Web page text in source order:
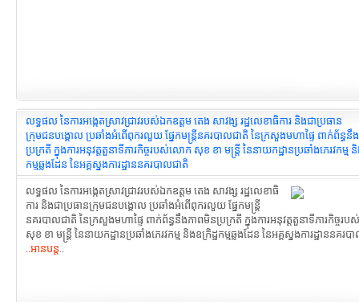
លទ្ធផល នៃការអង្កេតស្រាវជ្រាវរបស់ឯកឧត្តម តេង សាវង្ស រដ្ឋលេខាធិការ និងជាប្រធាន
ក្រុមជនបង្គោល ប្រឆាំងអំពើពុករលួយ ផ្នែកមន្ត្រីនគរបាលជាតិ នៃក្រសួងមហាផ្ទៃ ពាក់ព័ន្ធនឹ
ប្រក្រតី ក្នុងការអនុវត្តតួនាទីភារកិច្ចរបស់លោក សុខ ខា មន្រ្តី នៃនាយកដ្ឋានប្រឆាំងភេរវកម្ម និ
កម្មឆ្លងដែន នៃអគ្គស្នងការដ្ឋាននគរបាលជាតិ
លទ្ធផល នៃការអង្កេតស្រាវជ្រាវរបស់ឯកឧត្តម តេង សាវង្ស រដ្ឋលេខាធិ
ការ និងជាប្រធានក្រុមជនបង្គោល ប្រឆាំងអំពើពុករលួយ ផ្នែកមន្ត្រី
នគរបាលជាតិ នៃក្រសួងមហាផ្ទៃ ពាក់ព័ន្ធនឹងភាពមិនប្រក្រតី ក្នុងការអនុវត្តតួនាទីភារកិច្ចរ
សុខ ខា មន្រ្តី នៃនាយកដ្ឋានប្រឆាំងភេរវកម្ម និងឧក្រិដ្ឋកម្មឆ្លងដែន នៃអគ្គស្នងការដ្ឋាននគរប
..អានបន្ត..